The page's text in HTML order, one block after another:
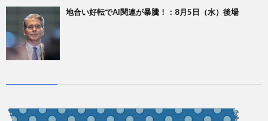
地合い好転でAI関連が暴騰！：8月5日（水）後場